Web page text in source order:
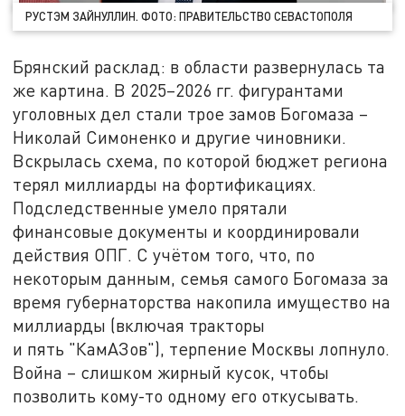
РУСТЭМ ЗАЙНУЛЛИН. ФОТО: ПРАВИТЕЛЬСТВО СЕВАСТОПОЛЯ
Брянский расклад: в области развернулась та
же картина. В 2025–2026 гг. фигурантами
уголовных дел стали трое замов Богомаза –
Николай Симоненко и другие чиновники.
Вскрылась схема, по которой бюджет региона
терял миллиарды на фортификациях.
Подследственные умело прятали
финансовые документы и координировали
действия ОПГ. С учётом того, что, по
некоторым данным, семья самого Богомаза за
время губернаторства накопила имущество на
миллиарды (включая тракторы
и пять "КамАЗов"), терпение Москвы лопнуло.
Война – слишком жирный кусок, чтобы
позволить кому-то одному его откусывать.